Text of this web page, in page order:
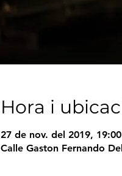
Hora i
27 de nov. del 2019, 19:00
Calle Gaston Fernando